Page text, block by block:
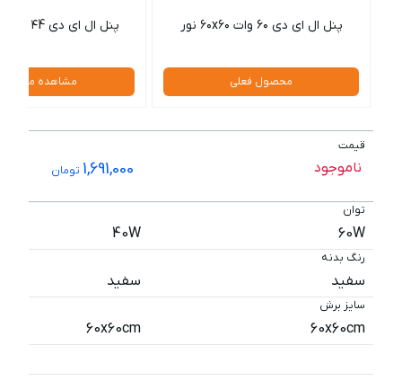
پنل ال ای دی ۶۰ وات ۶۰x۶۰ نور
محصول فعلی
پنل ال ای دی ۴4 وات ۶۰x۶۰ نور
مشاهده
قیمت
ناموجود 1,691,000 تومان
توان
60W
40W
رنگ بدنه
سفید سفید
سایز برش
60x60cm
60x60cm